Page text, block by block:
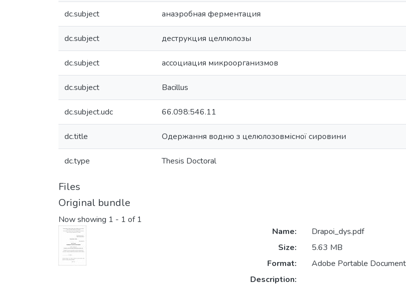
dc.subject анаэробная ферментация
dc.subject деструкция целлюлозы
dc.subject ассоциация микроорганизмов
dc.subject Bacillus
dc.subject.udc 66.098:546.11
dc.title Одержання водню з целюлозовмісної сировини
dc.type Thesis Doctoral
Files
Original bundle
Now showing 1 - 1 of 1
Name:
Drapoi_dys.pdf
Size:
5.63 MB
Format:
Adobe Portable
Description: